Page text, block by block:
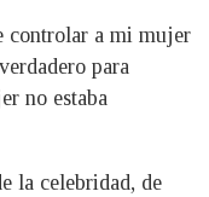
controlar a mi mujer
para
no estaba
la celebridad, de